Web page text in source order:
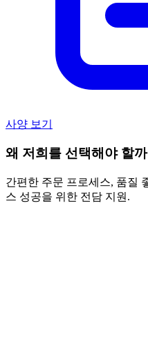
사양 보기
왜 저희를 선택해야 할
간편한 주문 프로세스, 품질
스 성공을 위한 전담 지원.